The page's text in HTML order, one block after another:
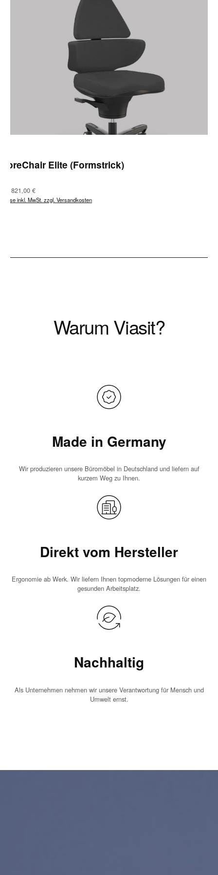
CoreChair Elite (Formstrick)
Regulärer Preis:
821,00 €
Preise inkl. MwSt. zzgl. Versandkosten
Warum Viasit?
Made in Germany
Wir produzieren unsere Büromöbel in Deutschland und liefern auf
kurzem Weg zu Ihnen.
Direkt vom Hersteller
Ergonomie ab Werk. Wir liefern Ihnen topmoderne Lösungen für einen
gesunden Arbeitsplatz.
Nachhaltig
Als Unternehmen nehmen wir unsere Verantwortung für Mensch und
Umwelt ernst.